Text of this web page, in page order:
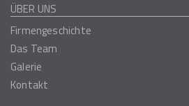
ÜBER UNS
Firmengeschichte
Das Team
Galerie
Kontakt